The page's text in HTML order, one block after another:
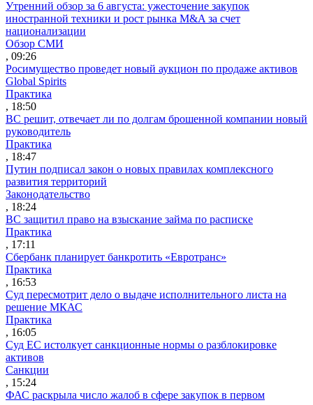
Утренний обзор за 6 августа: ужесточение закупок
иностранной техники и рост рынка M&A за счет
национализации
Обзор СМИ
, 09:26
Росимущество проведет новый аукцион по продаже активов
Global Spirits
Практика
, 18:50
ВС решит, отвечает ли по долгам брошенной компании новый
руководитель
Практика
, 18:47
Путин подписал закон о новых правилах комплексного
развития территорий
Законодательство
, 18:24
ВС защитил право на взыскание займа по расписке
Практика
, 17:11
Сбербанк планирует банкротить «Евротранс»
Практика
, 16:53
Суд пересмотрит дело о выдаче исполнительного листа на
решение МКАС
Практика
, 16:05
Суд ЕС истолкует санкционные нормы о разблокировке
активов
Санкции
, 15:24
ФАС раскрыла число жалоб в сфере закупок в первом